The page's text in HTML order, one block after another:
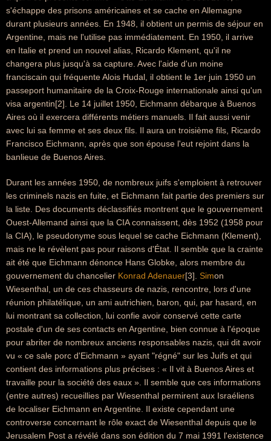
s'échappe des prisons américaines et se cache en Allemagne
durant plusieurs années. En 1948, il obtient un permis de séjour en
Argentine, mais ne l'utilise pas immédiatement. En 1950, il arrive
en Italie et prend un nouvel alias, Ricardo Klement, qu'il ne
changera plus jusqu'à sa capture. Avec l'aide d'un moine
franciscain qui fréquente Alois Hudal, il obtient le 1er juin 1950 un
passeport humanitaire de la Croix-Rouge internationale ainsi qu'un
visa argentin[2]. Le 14 juillet 1950, Eichmann débarque à Buenos
Aires où il exercera différents métiers manuels. Il fait aussi venir
avec lui sa femme et ses deux fils. Il aura un troisième fils, Ricardo
Francisco Eichmann, après que son épouse l'eut rejoint dans la
banlieue de Buenos Aires.
Durant les années 1950, de nombreux juifs s'emploient à retrouver
les criminels nazis en fuite, et Eichmann fait partie des premiers sur
la liste. Des documents déclassifiés montrent que le gouvernement
Ouest-Allemand ainsi que la CIA connaissent, dès 1952 (1958 pour
la CIA), le pseudonyme sous lequel se cache Eichmann (Klement),
mais ne le révèlent pas pour raisons d'État. Il semble que la crainte
ait été que Eichmann dénonce Hans Globke, alors membre du
gouvernement du chancelier Konrad Adenauer[3]. Simon
Wiesenthal, un de ces chasseurs de nazis, rencontre, lors d'une
réunion philatélique, un ami autrichien, baron, qui, par hasard, en
lui montrant sa collection, lui confie avoir conservé cette carte
postale d'un de ses contacts en Argentine, bien connue à l'époque
pour abriter de nombreux anciens responsables nazis, qui dit avoir
vu « ce sale porc d'Eichmann » ayant "régné" sur les Juifs et qui
contient des informations plus précises : « Il vit à Buenos Aires et
travaille pour la société des eaux ». Il semble que ces informations
(entre autres) recueillies par Wiesenthal permirent aux Israéliens
de localiser Eichmann en Argentine. Il existe cependant une
controverse concernant le rôle exact de Wiesenthal depuis que le
Jerusalem Post a révélé dans son édition du 7 mai 1991 l'existence